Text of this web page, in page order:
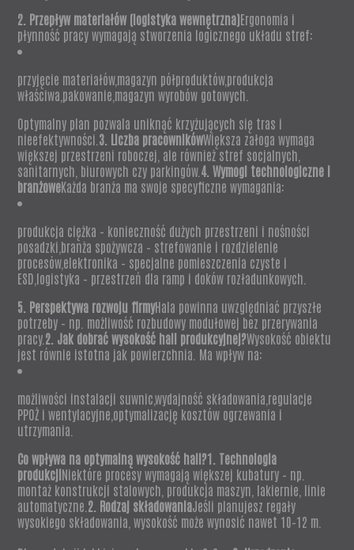
2. Przepływ materiałów (logistyka wewnętrzna)Ergonomia i
płynność pracy wymagają stworzenia logicznego układu stref:
przyjęcie materiałów,magazyn półproduktów,produkcja
właściwa,pakowanie,magazyn wyrobów gotowych.
Optymalny plan pozwala uniknąć krzyżujących się tras i
nieefektywności. 3. Liczba pracownikówWiększa załoga wymaga
większej przestrzeni roboczej, ale również stref socjalnych,
sanitarnych, biurowych czy parkingów. 4. Wymogi technologiczne i
branżoweKażda branża ma swoje specyficzne wymagania:
produkcja ciężka – konieczność dużych przestrzeni i nośności
posadzki,branża spożywcza – strefowanie i rozdzielenie
procesów,elektronika – specjalne pomieszczenia czyste i
ESD,logistyka – przestrzeń dla ramp i doków rozładunkowych.
5. Perspektywa rozwoju firmyHala powinna uwzględniać przyszłe
potrzeby – np. możliwość rozbudowy modułowej bez przerywania
pracy. 2. Jak dobrać wysokość hali produkcyjnej?Wysokość obiektu
jest równie istotna jak powierzchnia. Ma wpływ na:
możliwości instalacji suwnic,wydajność składowania,regulacje
PPOŻ i wentylacyjne,optymalizację kosztów ogrzewania i
utrzymania.
Co wpływa na optymalną wysokość hali?1. Technologia
produkcjiNiektóre procesy wymagają większej kubatury – np.
montaż konstrukcji stalowych, produkcja maszyn, lakiernie, linie
automatyczne. 2. Rodzaj składowaniaJeśli planujesz regały
wysokiego składowania, wysokość może wynosić nawet 10–12 m.